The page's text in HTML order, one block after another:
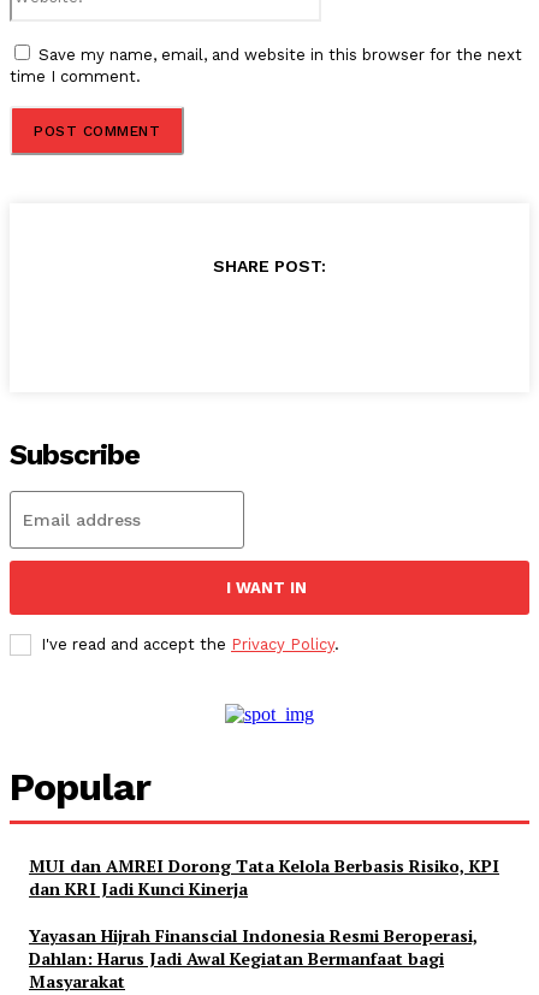
Save my name, email, and website in this browser for the next
time I comment.
SHARE POST:
Subscribe
I WANT IN
I've read and accept the Privacy Policy.
Popular
MUI dan AMREI Dorong Tata Kelola Berbasis Risiko, KPI
dan KRI Jadi Kunci Kinerja
Yayasan Hijrah Finanscial Indonesia Resmi Beroperasi,
Dahlan: Harus Jadi Awal Kegiatan Bermanfaat bagi
Masyarakat